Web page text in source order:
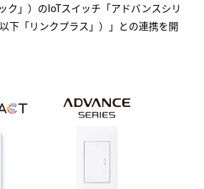
ク」）のIoTスイッチ「アドバンスシリ
下「リンクプラス」）」との連携を開